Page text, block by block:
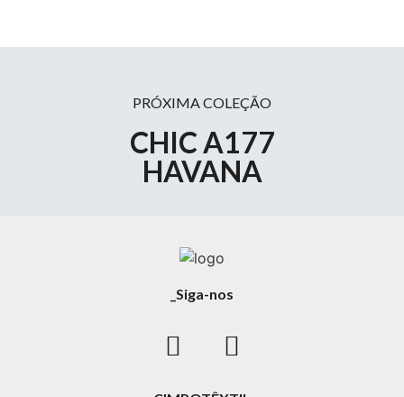
PRÓXIMA COLEÇÃO
CHIC A177
HAVANA
_Siga-nos